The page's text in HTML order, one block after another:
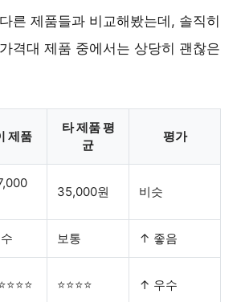
른 제품들과 비교해봤는데, 솔직히
격대 제품 중에서는 상당히 괜찮은
제품
타 제품 평
균
평가
35,000원 비슷
보통 ↑ 좋음
⭐⭐⭐⭐ ↑ 우수